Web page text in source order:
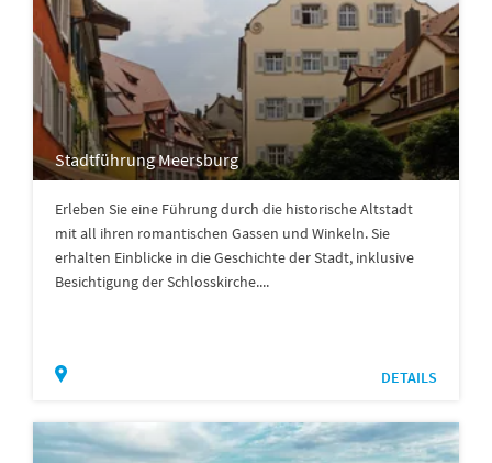
Stadtführung Meersburg
Erleben Sie eine Führung durch die historische Altstadt
mit all ihren romantischen Gassen und Winkeln. Sie
erhalten Einblicke in die Geschichte der Stadt, inklusive
Besichtigung der Schlosskirche....
DETAILS